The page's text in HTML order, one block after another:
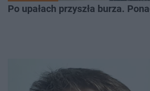
Po upałach przyszła burza.